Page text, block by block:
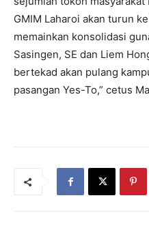
GMIM Laharoi akan turun
memainkan konsolidasi
Sasingen, SE dan Liem
bertekad akan pulang
pasangan Yes-To,” cetus